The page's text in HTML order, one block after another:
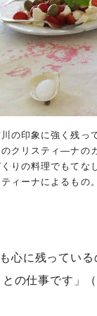
の印象に強く残
のクリスティ―ナの
りの料理でもてな
ィーナによるもの
も心に残ってい
との仕事です」（